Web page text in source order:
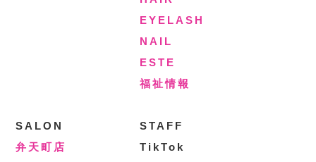
EYELASH
NAIL
ESTE
福祉情報
SALON
弁天町店
STAFF
TikTok